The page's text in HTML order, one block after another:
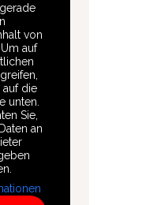
von
. Um auf
auf die
unten.
Sie,
an